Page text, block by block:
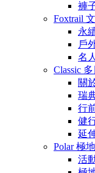
褲
Foxtrail
永
戶
名
Classic
關
瑞
行
健
延
Polar 極
活